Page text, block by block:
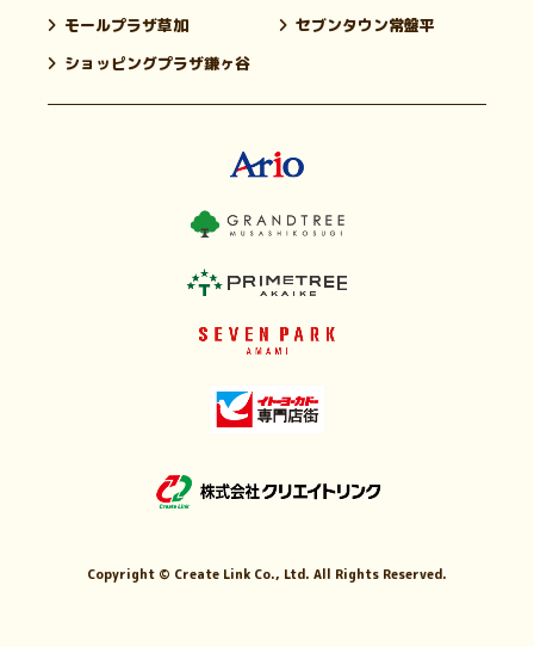
モールプラザ草加
セブンタウン常盤平
ショッピングプラザ鎌ヶ谷
Copyright © Create Link Co., Ltd. All Rights Reserved.